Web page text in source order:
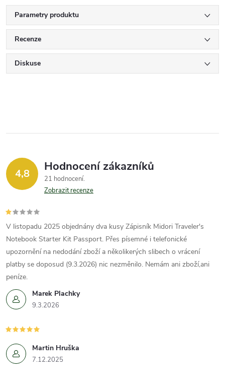
Parametry produktu
Recenze
Diskuse
4,8 Hodnocení zákazníků
21 hodnocení
Zobrazit recenze
Marek Plachky
9.3.2026
V listopadu 2025 objednány dva kusy Zápisník Midori Traveler's
Notebook Starter Kit Passport. Přes písemné i telefonické
upozornění na nedodání zboží a několikerých slibech o vrácení
platby se doposud (9.3.2026) nic nezměnilo. Nemám ani zboží,ani
peníze.
Martin Hruška
7.12.2025